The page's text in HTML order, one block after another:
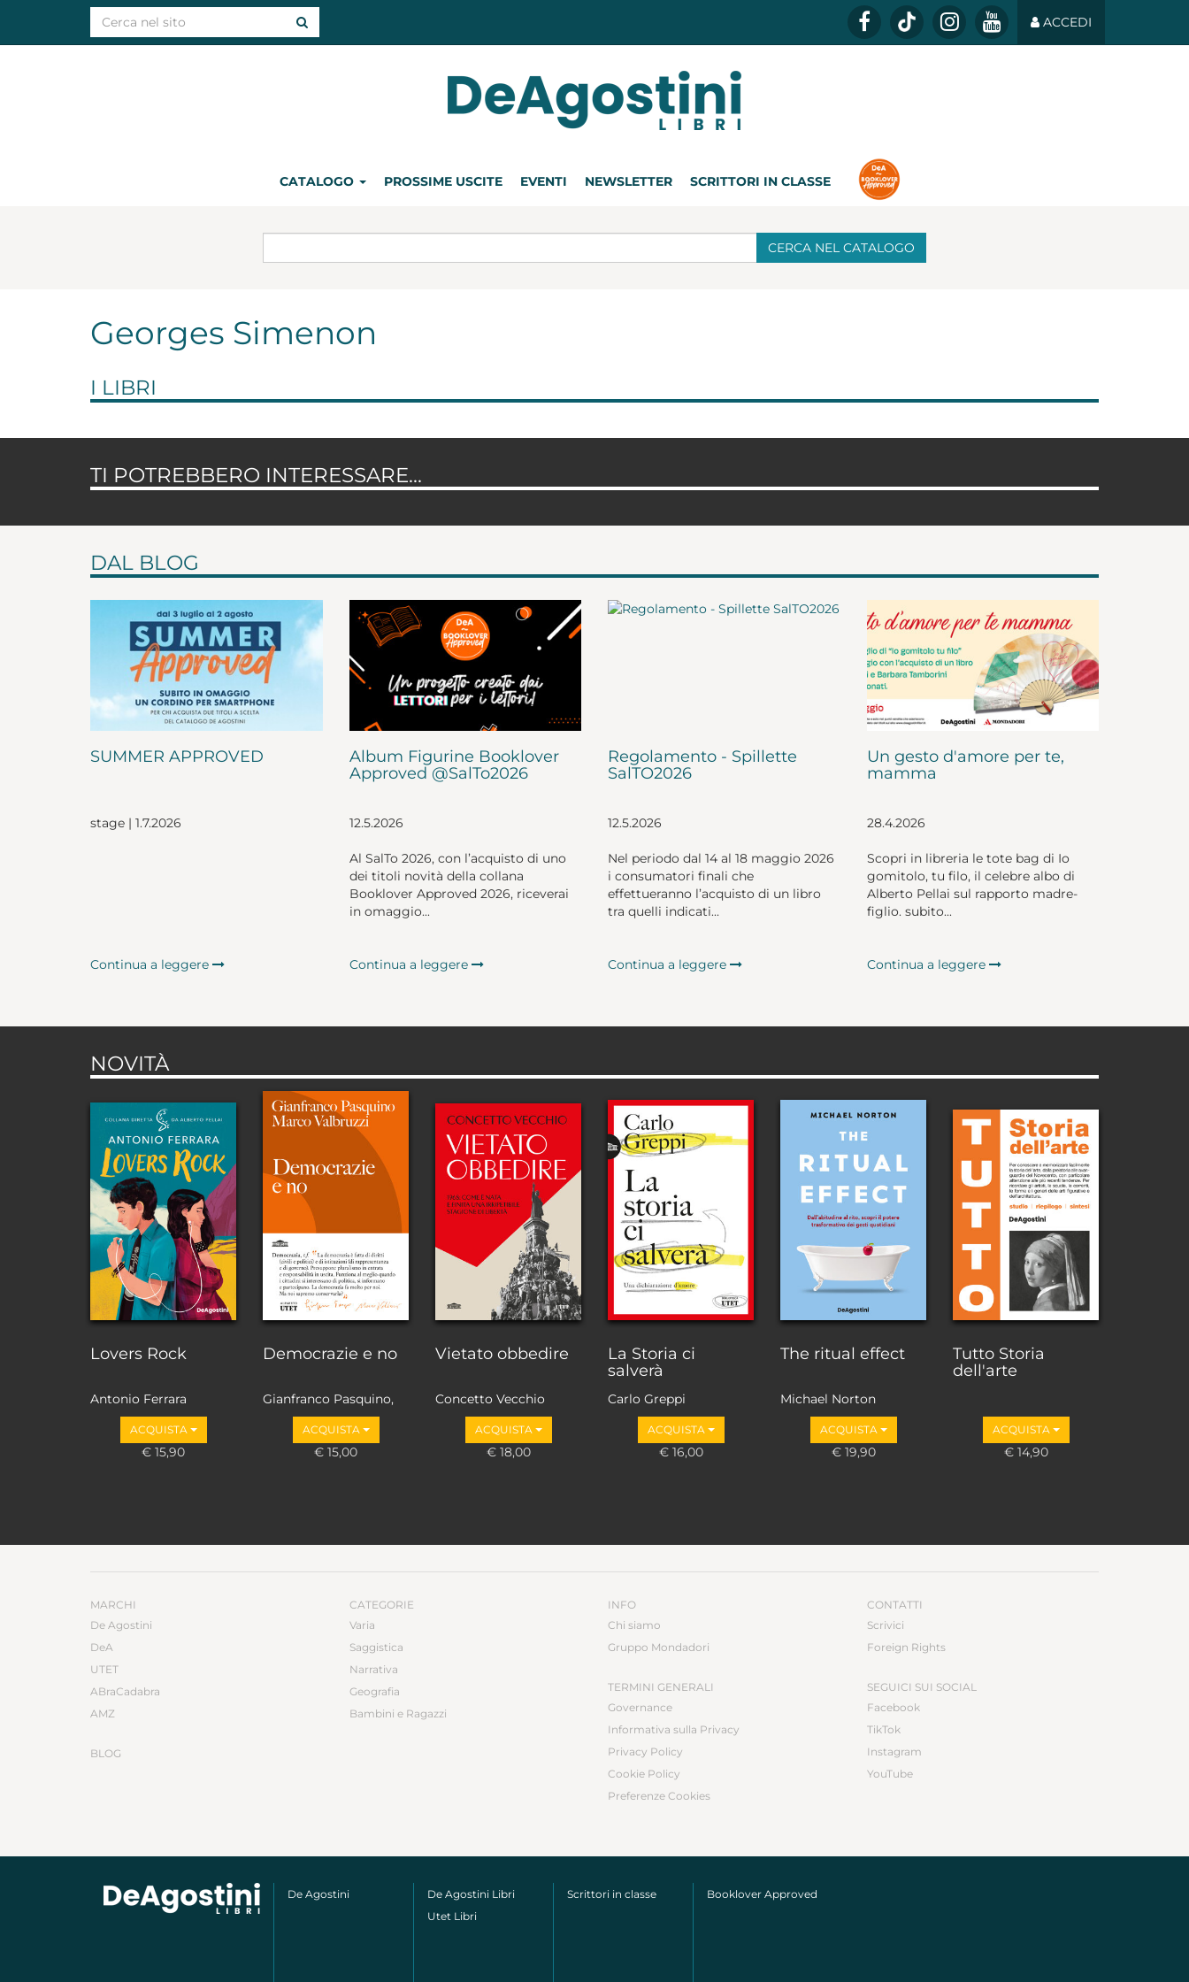
ACCEDI
CATALOGO PROSSIME USCITE EVENTI NEWSLETTER SCRITTORI IN CLASSE
CERCA NEL CATALOGO
Georges Simenon
I LIBRI
TI POTREBBERO INTERESSARE...
DAL BLOG
SUMMER APPROVED
stage | 1.7.2026
Continua a leggere
Album Figurine Booklover
Approved @SalTo2026
12.5.2026
Al SalTo 2026, con l’acquisto di uno
dei titoli novità della collana
Booklover Approved 2026, riceverai
in omaggio...
Continua a leggere
Regolamento - Spillette
SalTO2026
12.5.2026
Nel periodo dal 14 al 18 maggio 2026
i consumatori finali che
effettueranno l’acquisto di un libro
tra quelli indicati...
Continua a leggere
Un gesto d'amore per te,
mamma
28.4.2026
Scopri in libreria le tote bag di Io
gomitolo, tu filo, il celebre albo di
Alberto Pellai sul rapporto madre-
figlio. subito...
Continua a leggere
NOVITÀ
Lovers Rock
Antonio Ferrara
ACQUISTA
€ 15,90
Democrazie e no
Gianfranco Pasquino,
Marco Valbruzzi
ACQUISTA
€ 15,00
Vietato obbedire
Concetto Vecchio
ACQUISTA
€ 18,00
La Storia ci
salverà
Carlo Greppi
ACQUISTA
€ 16,00
The ritual effect
Michael Norton
ACQUISTA
€ 19,90
Tutto Storia
dell'arte
ACQUISTA
€ 14,90
MARCHI
De Agostini
DeA
UTET
ABraCadabra
AMZ
BLOG
CATEGORIE
Varia
Saggistica
Narrativa
Geografia
Bambini e Ragazzi
INFO
Chi siamo
Gruppo Mondadori
TERMINI GENERALI
Governance
Informativa sulla Privacy
Privacy Policy
Cookie Policy
Preferenze Cookies
CONTATTI
Scrivici
Foreign Rights
SEGUICI SUI SOCIAL
Facebook
TikTok
Instagram
YouTube
De Agostini
De Agostini Libri
Utet Libri
Scrittori in classe Booklover Approved